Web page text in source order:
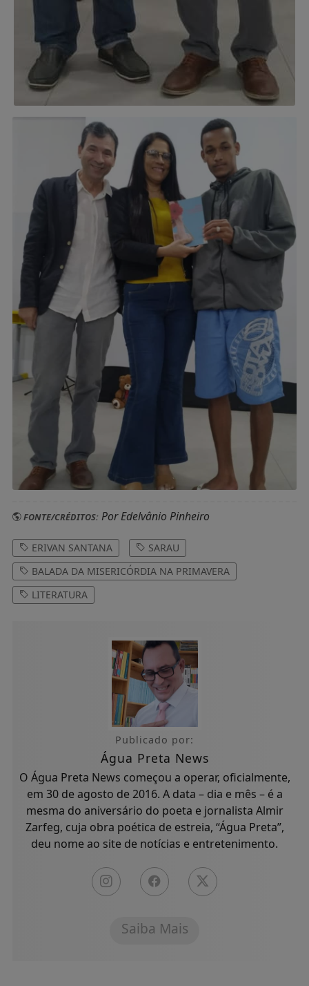
FONTE/CRÉDITOS:Por Edelvânio Pinheiro
ERIVAN SANTANA
SARAU
BALADA DA MISERICÓRDIA NA PRIMAVERA
LITERATURA
Publicado por:
Água Preta News
O Água Preta News começou a operar, oficialmente,
em 30 de agosto de 2016. A data – dia e mês – é a
mesma do aniversário do poeta e jornalista Almir
Zarfeg, cuja obra poética de estreia, “Água Preta”,
deu nome ao site de notícias e entretenimento.
Saiba Mais